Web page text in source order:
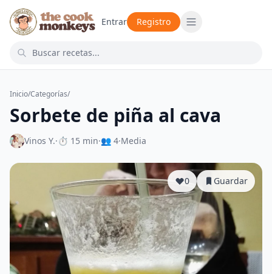
Entrar Registro
Inicio/Categorías/
Sorbete de piña al cava
Vinos Y.·⏱ 15 min·👥 4·Media
0 Guardar